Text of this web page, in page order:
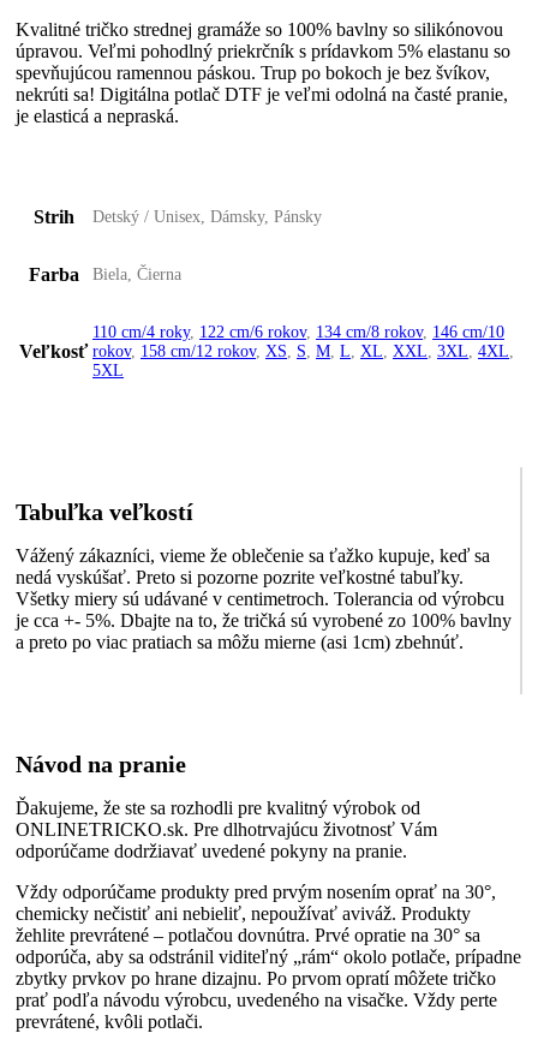
Kvalitné tričko strednej gramáže so 100% bavlny so silikónovou
úpravou. Veľmi pohodlný priekrčník s prídavkom 5% elastanu so
spevňujúcou ramennou páskou. Trup po bokoch je bez švíkov,
nekrúti sa! Digitálna potlač DTF je veľmi odolná na časté pranie,
je elasticá a nepraská.
Strih Detský / Unisex, Dámsky, Pánsky
Farba Biela, Čierna
Veľkosť
110 cm/4 roky, 122 cm/6 rokov, 134 cm/8 rokov, 146 cm/10
rokov, 158 cm/12 rokov, XS S M L XL XXL 3XL 4XL
5XL
Tabuľka veľkostí
Vážený zákazníci, vieme že oblečenie sa ťažko kupuje, keď sa
nedá vyskúšať. Preto si pozorne pozrite veľkostné tabuľky.
Všetky miery sú udávané v centimetroch. Tolerancia od výrobcu
je cca +- 5%. Dbajte na to, že tričká sú vyrobené zo 100% bavlny
a preto po viac pratiach sa môžu mierne (asi 1cm) zbehnúť.
Návod na pranie
Ďakujeme, že ste sa rozhodli pre kvalitný výrobok od
ONLINETRICKO.sk. Pre dlhotrvajúcu životnosť Vám
odporúčame dodržiavať uvedené pokyny na pranie.
Vždy odporúčame produkty pred prvým nosením oprať na 30°,
chemicky nečistiť ani nebieliť, nepoužívať aviváž. Produkty
žehlite prevrátené – potlačou dovnútra. Prvé opratie na 30° sa
odporúča, aby sa odstránil viditeľný „rám“ okolo potlače, prípadne
zbytky prvkov po hrane dizajnu. Po prvom opratí môžete tričko
prať podľa návodu výrobcu, uvedeného na visačke. Vždy perte
prevrátené, kvôli potlači.